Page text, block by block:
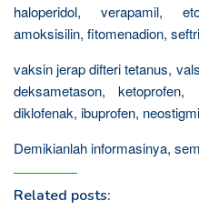
haloperidol, verapamil,
amoksisilin, fitomenadion,
vaksin jerap difteri tetanus,
deksametason,
diklofenak, ibuprofen,
Demikianlah informasinya,
Related posts: